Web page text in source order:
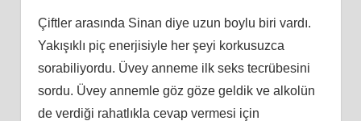
Çiftler arasında Sinan diye uzun boylu biri vardı.
Yakışıklı piç enerjisiyle her şeyi korkusuzca
sorabiliyordu. Üvey anneme ilk seks tecrübesini
sordu. Üvey annemle göz göze geldik ve alkolün
de verdiği rahatlıkla cevap vermesi için